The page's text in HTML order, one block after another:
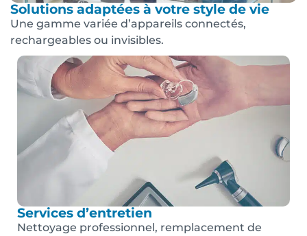
Solutions adaptées à votre style de vie
Une gamme variée d’appareils connectés,
rechargeables ou invisibles.
Services d’entretien
Nettoyage professionnel, remplacement de